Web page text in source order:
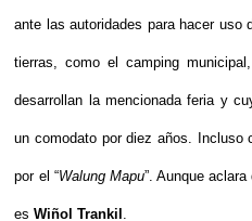
ante las autoridades para hacer uso
tierras, como el camping
desarrollan la mencionada feria y
un comodato por diez años. Incluso
por el “Walung Mapu”. Aunque
esWiñol Trankil .